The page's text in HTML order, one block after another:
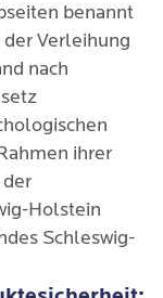
benannt
Verleihung
nach
ihrer
Holstein
Schleswig-